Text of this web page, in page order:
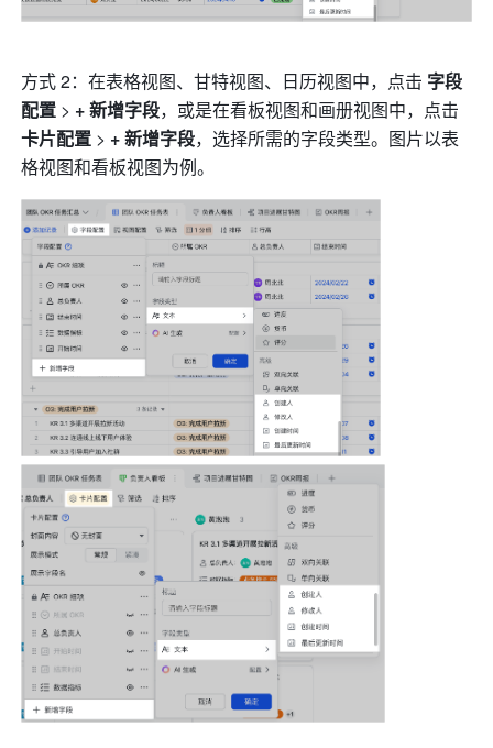
方式 2：在表格视图、甘特视图、日历视图中，点击 字段
配置 > + 新增字段
卡片配置 > + 新增字段，选择所需的字段类型。图片以表
格视图和看板视图为例。